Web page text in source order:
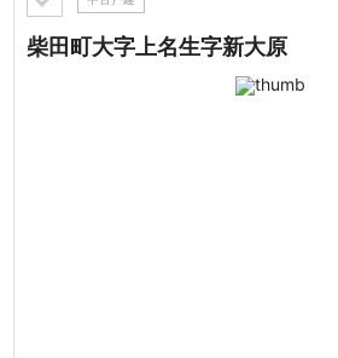
柴田町大字上名生字新大原